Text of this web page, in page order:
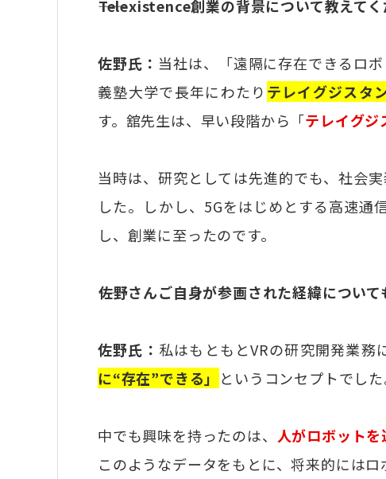
――Telexistence創業の背景について教えてく
佐野氏： 当社は、「遠隔に存在できるロ
義塾大学で長年にわたり テレイグジスタ
す。舘先生は、早い段階から「テレイグ
当時は、研究としては先進的でも、社会
した。しかし、5Gをはじめとする高速
し、創業に至ったのです。
――佐野さんご自身が参画された経緯について
佐野氏： 私はもともとVRの研究開発業務
に“存在”できる」 というコンセプトでした
中でも興味を持ったのは、 人がロボット
このようなデータをもとに、将来的には